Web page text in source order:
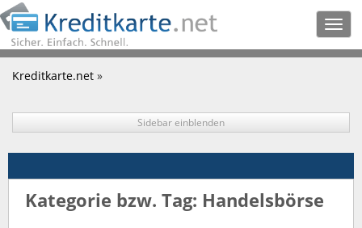
Kreditkarte.net »
Sidebar einblenden
Kategorie bzw. Tag: Handelsbörse